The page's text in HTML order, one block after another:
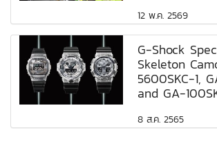
12 พ.ค. 2569
G-Shock
Skeleton
5600SKC-1,
and GA-
8 ส.ค. 2565